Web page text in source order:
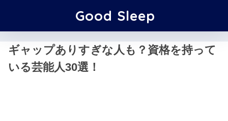
Good Sleep
ギャップありすぎな人も？資格を持って
いる芸能人30選！